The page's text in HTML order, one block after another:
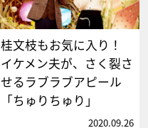
桂文枝もお気に入り！
イケメン夫が、さく裂さ
せるラブラブアピール
「ちゅりちゅり」
2020.09.26